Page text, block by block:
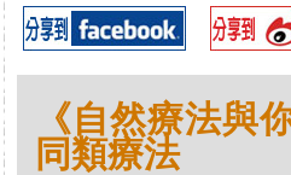
《自然療法與
同類療法